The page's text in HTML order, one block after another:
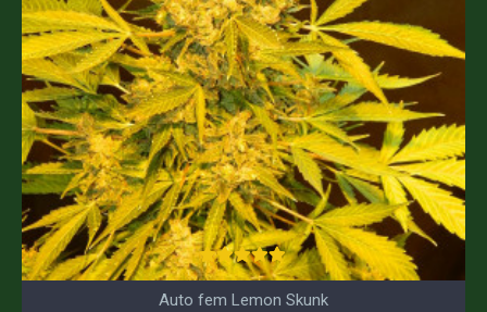
Auto fem Lemon Skunk